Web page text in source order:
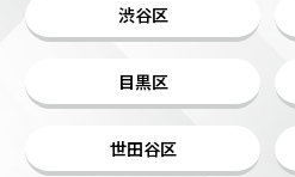
渋谷区
目黒区
世田谷区